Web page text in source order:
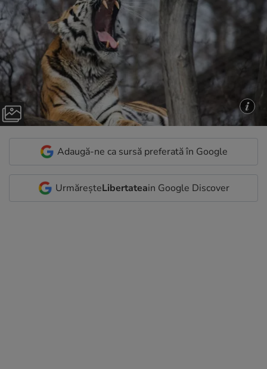
Adaugă-ne ca sursă preferată în Google
UrmăreșteLibertateain Google Discover